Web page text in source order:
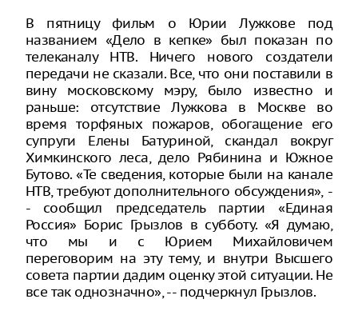
В пятницу фильм о Юрии Лужкове под
названием «Дело в кепке» был показан по
телеканалу НТВ. Ничего нового создатели
передачи не сказали. Все, что они поставили в
вину московскому мэру, было известно и
раньше: отсутствие Лужкова в Москве во
время торфяных пожаров, обогащение его
супруги Елены Батуриной, скандал вокруг
Химкинского леса, дело Рябинина и Южное
Бутово. «Те сведения, которые были на канале
НТВ, требуют дополнительного обсуждения», -
- сообщил председатель партии «Единая
Россия» Борис Грызлов в субботу. «Я думаю,
что мы и с Юрием Михайловичем
переговорим на эту тему, и внутри Высшего
совета партии дадим оценку этой ситуации. Не
все так однозначно», -- подчеркнул Грызлов.